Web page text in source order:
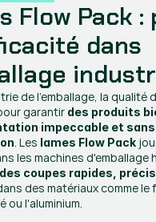
Flow Pack
dans
de l'emballage, la qualité
garantir des produits
impeccable et
. Les lames Flow Pack
les machines d'emballage
des coupes rapides,
des matériaux comme le
ou l'aluminium.